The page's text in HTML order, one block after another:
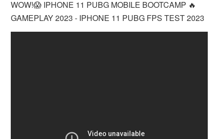
WOW!😱 IPHONE 11 PUBG MOBILE BOOTCAMP 🔥
GAMEPLAY 2023 - IPHONE 11 PUBG FPS TEST 2023